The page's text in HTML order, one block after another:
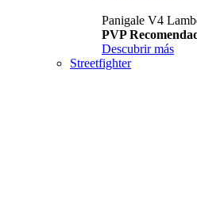
Panigale V4
PVP
Descubrir más
Streetfighter